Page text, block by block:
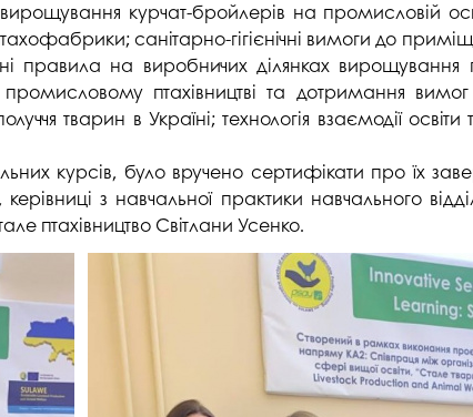
2026
студентського містечка
Волонтерський центр "ПУЛЬС"
Студентське життя
та іміджевої діяльності
Спорт
Відділ практики і сприяння
працевлаштуванню
Скринька довіри
Академічна доброчесність
Неформальна /
освіта
Академічна мобільність
Акредитація
Якість освіти, рада з якості
Відділ моніторингу та
якості освіти
Острівець Прогресильності
напряму Жан
UniClaD:
Expertise Center
PRODUCT»
курчат-бройлерів на промисловій
санітарно-гігієнічні вимоги до
правила на виробничих ділянках вирощування
птахівництві та дотримання вимог
тварин в Україні; технологія взаємодії
курсів, було вручено сертифікати про їх
з навчальної практики навчального
птахівництво Світлани Усенко.